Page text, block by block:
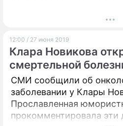
12:00 / 27 июня 2019
Клара Новикова
смертельной
СМИ сообщили об
заболевании у Клары
Прославленная
прокомментировала эти